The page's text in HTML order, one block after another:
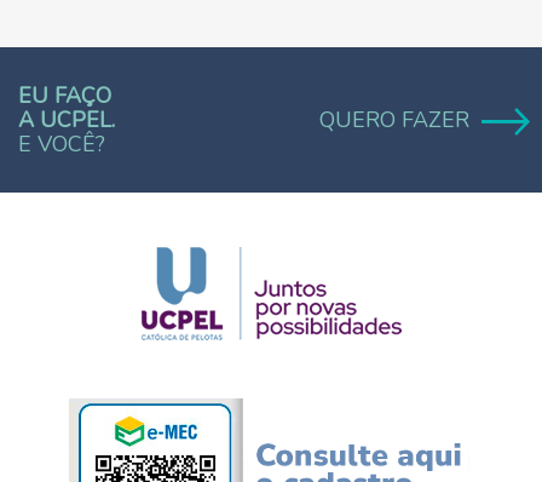
EU FAÇO
A UCPEL.
E VOCÊ?
QUERO FAZER